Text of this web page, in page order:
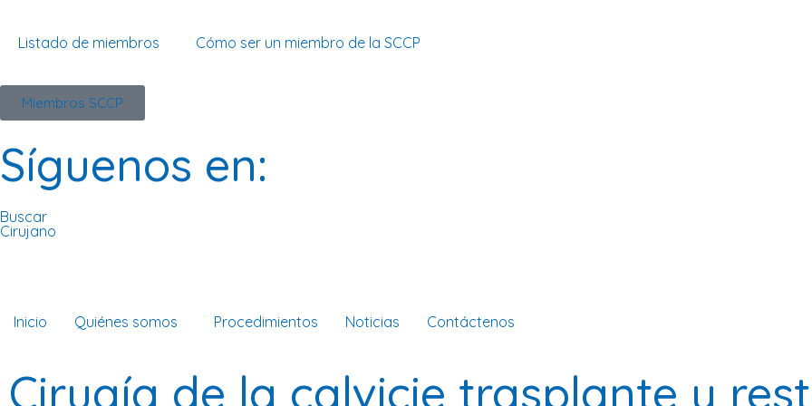
Listado de miembros Cómo ser un miembro de la SCCP
Miembros SCCP
Síguenos en:
Buscar
Cirujano
Inicio Quiénes somos Procedimientos Noticias Contáctenos
Cirugía de la calvicie trasplante y